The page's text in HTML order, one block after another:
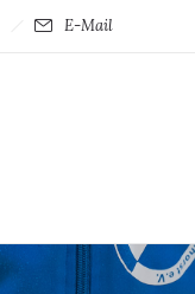
E-Mail